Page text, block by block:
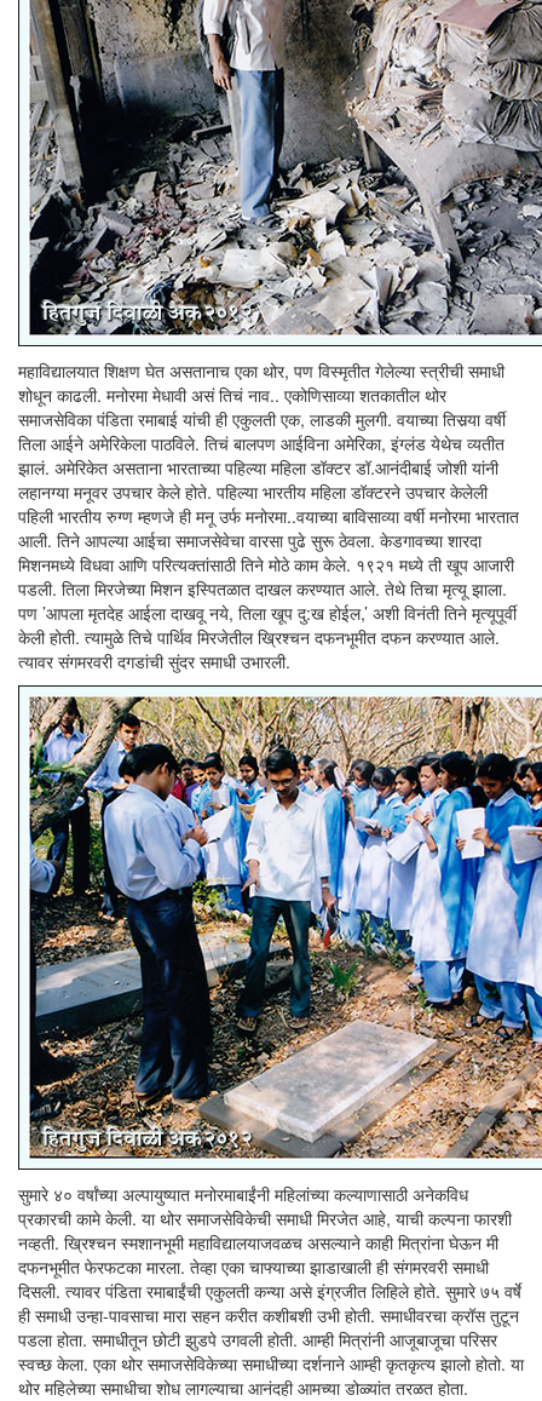
महाविद्यालयात शिक्षण घेत असतानाच एका थोर, पण विस्मृतीत गेलेल्या स्त्रीची समाधी
शोधून काढली. मनोरमा मेधावी असं तिचं नाव.. एकोणिसाव्या शतकातील थोर
समाजसेविका पंडिता रमाबाई यांची ही एकुलती एक, लाडकी मुलगी. वयाच्या तिसर्‍या वर्षी
तिला आईने अमेरिकेला पाठविले. तिचं बालपण आईविना अमेरिका, इंग्लंड येथेच व्यतीत
झालं. अमेरिकेत असताना भारताच्या पहिल्या महिला डॉक्टर डॉ.आनंदीबाई जोशी यांनी
लहानग्या मनूवर उपचार केले होते. पहिल्या भारतीय महिला डॉक्टरने उपचार केलेली
पहिली भारतीय रुग्ण म्हणजे ही मनू उर्फ मनोरमा..वयाच्या बाविसाव्या वर्षी मनोरमा भारतात
आली. तिने आपल्या आईचा समाजसेवेचा वारसा पुढे सुरू ठेवला. केडगावच्या शारदा
मिशनमध्ये विधवा आणि परित्यक्तांसाठी तिने मोठे काम केले. १९२१ मध्ये ती खूप आजारी
पडली. तिला मिरजेच्या मिशन इस्पितळात दाखल करण्यात आले. तेथे तिचा मृत्यू झाला.
पण ’आपला मृतदेह आईला दाखवू नये, तिला खूप दु:ख होईल,’ अशी विनंती तिने मृत्यूपूर्वी
केली होती. त्यामुळे तिचे पार्थिव मिरजेतील ख्रिश्चन दफनभूमीत दफन करण्यात आले.
त्यावर संगमरवरी दगडांची सुंदर समाधी उभारली.
सुमारे ४० वर्षांच्या अल्पायुष्यात मनोरमाबाईंनी महिलांच्या कल्याणासाठी अनेकविध
प्रकारची कामे केली. या थोर समाजसेविकेची समाधी मिरजेत आहे, याची कल्पना फारशी
नव्हती. ख्रिश्चन स्मशानभूमी महाविद्यालयाजवळच असल्याने काही मित्रांना घेऊन मी
दफनभूमीत फेरफटका मारला. तेव्हा एका चाफ्याच्या झाडाखाली ही संगमरवरी समाधी
दिसली. त्यावर पंडिता रमाबाईंची एकुलती कन्या असे इंग्रजीत लिहिले होते. सुमारे ७५ वर्षे
ही समाधी उन्हा-पावसाचा मारा सहन करीत कशीबशी उभी होती. समाधीवरचा क्रॉस तुटून
पडला होता. समाधीतून छोटी झुडपे उगवली होती. आम्ही मित्रांनी आजूबाजूचा परिसर
स्वच्छ केला. एका थोर समाजसेविकेच्या समाधीच्या दर्शनाने आम्ही कृतकृत्य झालो होतो. या
थोर महिलेच्या समाधीचा शोध लागल्याचा आनंदही आमच्या डोळ्यांत तरळत होता.